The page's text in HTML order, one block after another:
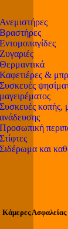
Ανεμιστήρες
Βραστήρες
Εντομοπαγίδες
Ζυγαριές
Θερμαντικά
Καφετιέρες &
Συσκευές
μαγειρέματος
Συσκευές κοπής,
ανάδευσης
Προσωπική
Στίφτες
Σιδέρωμα και
Κάμερες Ασφαλείας